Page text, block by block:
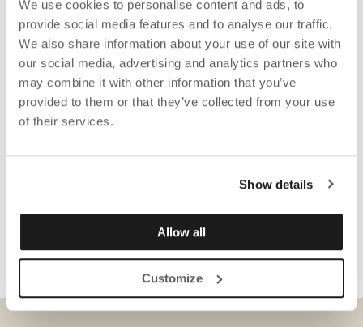
We use cookies to personalise content and ads, to
provide social media features and to analyse our traffic.
We also share information about your use of our site with
our social media, advertising and analytics partners who
may combine it with other information that you’ve
provided to them or that they’ve collected from your use
of their services.
Show details
Allow all
Customize